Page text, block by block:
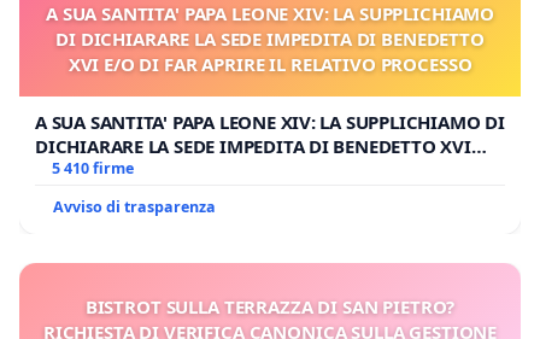
A SUA SANTITA' PAPA LEONE XIV: LA SUPPLICHIAMO
DI DICHIARARE LA SEDE IMPEDITA DI BENEDETTO
XVI E/O DI FAR APRIRE IL RELATIVO PROCESSO
A SUA SANTITA' PAPA LEONE XIV: LA SUPPLICHIAMO DI
DICHIARARE LA SEDE IMPEDITA DI BENEDETTO XVI
E/O DI FAR APRIRE IL RELATIVO PROCESSO
5 410 firme
Avviso di trasparenza
BISTROT SULLA TERRAZZA DI SAN PIETRO?
RICHIESTA DI VERIFICA CANONICA SULLA GESTIONE